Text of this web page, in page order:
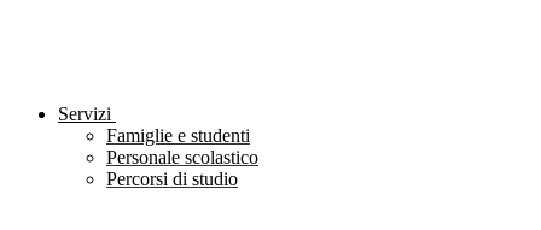
Servizi
Famiglie e studenti
Personale scolastico
Percorsi di studio